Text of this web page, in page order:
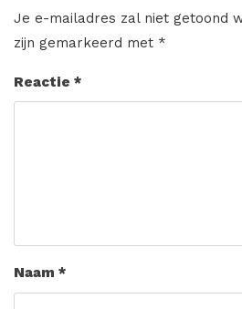
Je e-mailadres zal niet getoond
zijn gemarkeerd met *
Reactie *
Naam *